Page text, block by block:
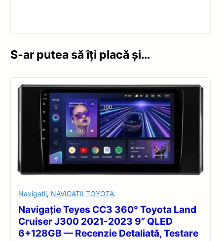
S-ar putea să îți placă și…
Navigatii, NAVIGATII TOYOTA
Navigație Teyes CC3 360° Toyota Land
Cruiser J300 2021-2023 9” QLED
6+128GB — Recenzie Detaliată, Testare